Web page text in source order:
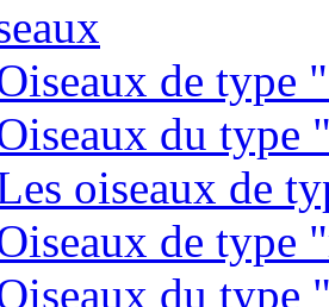
de type
du type
oiseaux de
de type
du type